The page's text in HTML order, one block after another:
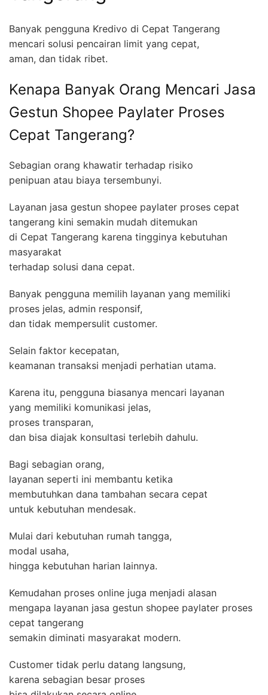
Banyak pengguna Kredivo di Cepat Tangerang
mencari solusi pencairan limit yang cepat,
aman, dan tidak ribet.
Kenapa Banyak Orang Mencari Jasa
Gestun Shopee Paylater Proses
Cepat Tangerang?
Sebagian orang khawatir terhadap risiko
penipuan atau biaya tersembunyi.
Layanan jasa gestun shopee paylater proses cepat
tangerang kini semakin mudah ditemukan
di Cepat Tangerang karena tingginya kebutuhan
masyarakat
terhadap solusi dana cepat.
Banyak pengguna memilih layanan yang memiliki
proses jelas, admin responsif,
dan tidak mempersulit customer.
Selain faktor kecepatan,
keamanan transaksi menjadi perhatian utama.
Karena itu, pengguna biasanya mencari layanan
yang memiliki komunikasi jelas,
proses transparan,
dan bisa diajak konsultasi terlebih dahulu.
Bagi sebagian orang,
layanan seperti ini membantu ketika
membutuhkan dana tambahan secara cepat
untuk kebutuhan mendesak.
Mulai dari kebutuhan rumah tangga,
modal usaha,
hingga kebutuhan harian lainnya.
Kemudahan proses online juga menjadi alasan
mengapa layanan jasa gestun shopee paylater proses
cepat tangerang
semakin diminati masyarakat modern.
Customer tidak perlu datang langsung,
karena sebagian besar proses